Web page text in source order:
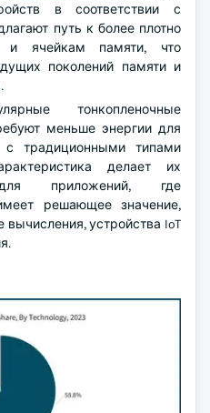
в соответствии с
путь к более плотно
и ячейкам памяти, что
поколений памяти и
тонкопленочные
меньше энергии для
традиционными типами
делает их
для приложений, где
решающее значение,
устройства IoT